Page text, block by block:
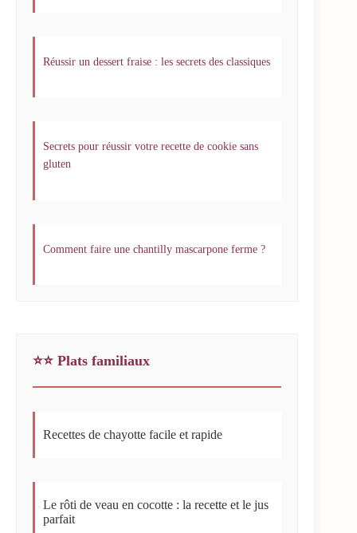
Réussir un dessert fraise : les secrets des classiques
Secrets pour réussir votre recette de cookie sans
gluten
Comment faire une chantilly mascarpone ferme ?
⭐⭐ Plats familiaux
Recettes de chayotte facile et rapide
Le rôti de veau en cocotte : la recette et le jus
parfait